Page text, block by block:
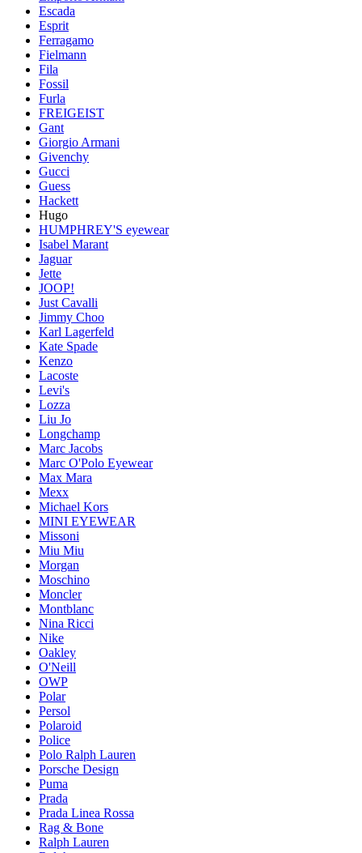
Escada
Esprit
Ferragamo
Fielmann
Fila
Fossil
Furla
FREIGEIST
Gant
Giorgio Armani
Givenchy
Gucci
Guess
Hackett
Hugo
HUMPHREY'S eyewear
Isabel Marant
Jaguar
Jette
JOOP!
Just Cavalli
Jimmy Choo
Karl Lagerfeld
Kate Spade
Kenzo
Lacoste
Levi's
Lozza
Liu Jo
Longchamp
Marc Jacobs
Marc O'Polo Eyewear
Max Mara
Mexx
Michael Kors
MINI EYEWEAR
Missoni
Miu Miu
Morgan
Moschino
Moncler
Montblanc
Nina Ricci
Nike
Oakley
O'Neill
OWP
Polar
Persol
Polaroid
Police
Polo Ralph Lauren
Porsche Design
Puma
Prada
Prada Linea Rossa
Rag & Bone
Ralph Lauren